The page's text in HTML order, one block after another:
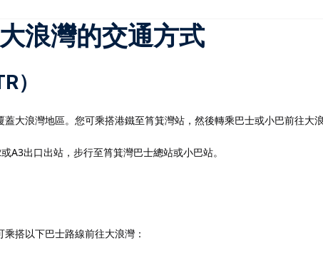
浪灣的交通方式
）
蓋大浪灣地區。您可乘搭港鐵至筲箕灣站，然後轉乘巴士或小巴前往大浪
A3出口出站，步行至筲箕灣巴士總站或小巴站。​
搭以下巴士路線前往大浪灣：​